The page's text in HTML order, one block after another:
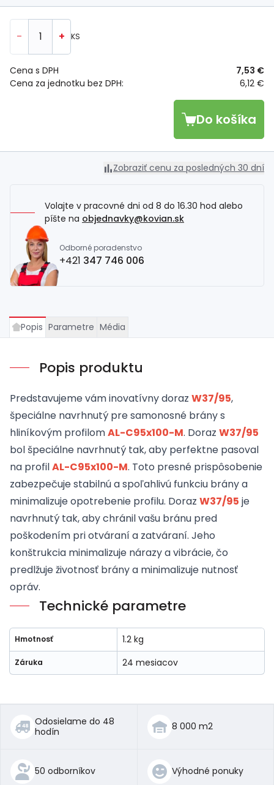
- + KS
Cena za jednotku bez DPH: 6,12 €
Cena s DPH 7,53 €
Do košíka
Zobraziť cenu za posledných 30 dní
Volajte v pracovné dni od 8 do 16.30 hod alebo
píšte na objednavky@kovian.sk
Odborné poradenstvo
+421 347 746 006
Popis Parametre Média
Popis produktu
Predstavujeme vám inovatívny doraz W37/95,
špeciálne navrhnutý pre samonosné brány s
hliníkovým profilomAL-C95x100-M. Doraz W37/95
bol špeciálne navrhnutý tak, aby perfektne pasoval
na profilAL-C95x100-M. Toto presné prispôsobenie
zabezpečuje stabilnú a spoľahlivú funkciu brány a
minimalizuje opotrebenie profilu. Doraz W37/95 je
navrhnutý tak, aby chránil vašu bránu pred
poškodením pri otváraní a zatváraní. Jeho
konštrukcia minimalizuje nárazy a vibrácie, čo
predlžuje životnosť brány a minimalizuje nutnosť
opráv.
Technické parametre
Hmotnosť 1.2 kg
Záruka 24 mesiacov
Odosielame do 48
hodín
8 000 m2
50 odborníkov Výhodné ponuky